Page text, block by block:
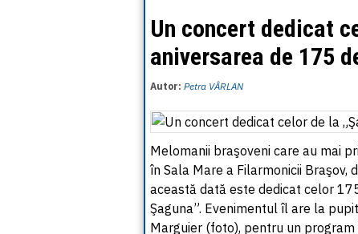
Un concert dedicat
aniversarea de 175
Autor: Petra VÂRLAN
Melomanii braşoveni care au mai
în Sala Mare a Filarmonicii
această dată este dedicat celor
Şaguna”. Evenimentul îl are la
Marguier (foto), pentru un